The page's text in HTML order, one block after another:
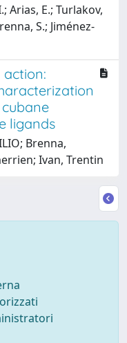
Arias, E.; Turlakov,
S.; Jiménez-
action:
ligands
Brenna,
Ivan, Trentin